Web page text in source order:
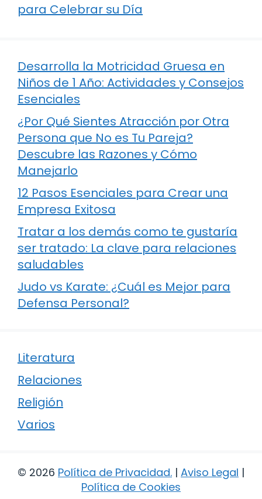
para Celebrar su Día
Desarrolla la Motricidad Gruesa en
Niños de 1 Año: Actividades y Consejos
Esenciales
¿Por Qué Sientes Atracción por Otra
Persona que No es Tu Pareja?
Descubre las Razones y Cómo
Manejarlo
12 Pasos Esenciales para Crear una
Empresa Exitosa
Tratar a los demás como te gustaría
ser tratado: La clave para relaciones
saludables
Judo vs Karate: ¿Cuál es Mejor para
Defensa Personal?
Literatura
Relaciones
Religión
Varios
© 2026 Política de Privacidad. | Aviso Legal |
Política de Cookies